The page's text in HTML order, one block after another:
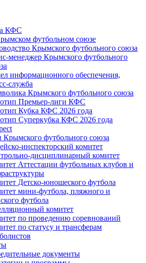
КФС
футбольном союзе
Крымского футбольного союза
менеджер Крымского футбольного
информационного обеспечения,
служба
Крымского футбольного союза
Премьер-лиги КФС
Кубка КФС 2026 года
Суперкубка КФС 2026 года
Крымского футбольного союза
инспекторский комитет
дисциплинарный комитет
Аттестации футбольных клубов и
Детско-юношеского футбола
мини-футбола, пляжного и
футбола
комитет
по проведению соревнований
по статусу и трансферам
документы